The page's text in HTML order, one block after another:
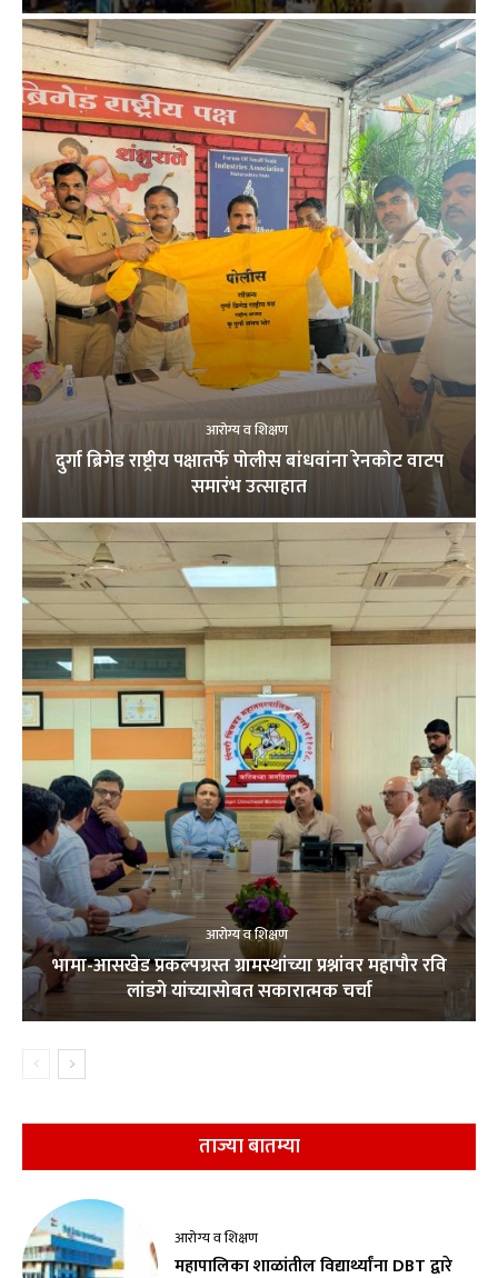
आरोग्य व शिक्षण
दुर्गा ब्रिगेड राष्ट्रीय पक्षातर्फे पोलीस बांधवांना रेनकोट वाटप
समारंभ उत्साहात
आरोग्य व शिक्षण
भामा-आसखेड प्रकल्पग्रस्त ग्रामस्थांच्या प्रश्नांवर महापौर रवि
लांडगे यांच्यासोबत सकारात्मक चर्चा
ताज्या बातम्या
आरोग्य व शिक्षण
महापालिका शाळांतील विद्यार्थ्यांना DBT द्वारे